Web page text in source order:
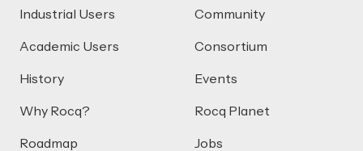
Industrial Users
Academic Users
History
Why Rocq?
Roadmap
Community
Consortium
Events
Rocq Planet
Jobs